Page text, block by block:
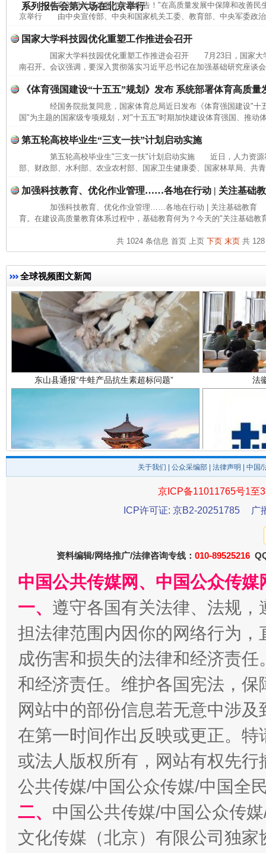
系列报告会第六场在北京举行
教育部部长怀进鹏作专题报告！"在高质量发展中保障和改善民
京举行 由中央宣传部、中央和国家机关工委、教育部、中央军委政
国家大学科技园优化重塑工作推进会召开
国家大学科技园优化重塑工作推进会召开 7月23日，国家大
南召开。会议强调，要深入贯彻落实习近平总书记在加强基础研究座谈
《体育强国建设“十五五”规划》发布 系统部署体育高质量
经国务院批复同意，国家体育总局近日发布《体育强国建设"十
国"为主题的国家级专项规划，对"十五五"时期加快建设体育强国、推动
第五轮高校毕业生“三支一扶”计划启动实施
第五轮高校毕业生"三支一扶"计划启动实施 近日，人力资源
部、财政部、水利部、农业农村部、国家卫生健康委、国家林草局、共
加强科技教育、优化作业管理……各地在行动 | 关注基础
加强科技教育、优化作业管理……各地在行动 | 关注基础教育
育。在建设高质量教育体系过程中，基础教育何为？今天的"关注基础教
共 1024 条信息 首页 上页 下页 末页共 128
全球视频图文新闻
完善运行机制助力责任有效落实 一纸欠
东山县通报“牛蛙产品抗生素超标问题” 法
揭开“小金库”的免责幌子
受贿1.44亿！段成刚被判无期 从幼
关于我们 公众采编部 法律声明 | 中国
京ICP备11011765号1至
ICP许可证: 京B2-20251785
广
资料编辑/网络推广/法律咨询专线： 010-89525216
中国公共传媒网、中国公众传
一、 遵守各国有关法律、法规
担法律范围内因你的网络行为
成伤害和损失的法律和经济责
和经济责任。维护各国宪法，
网站中的部份信息若无意中涉
在第一时间作出反映或更正。
或法人版权所有，网站有权先
公共传媒/中国公众传媒/中国全
二、 中国公共传媒/中国公众传
文化传媒（北京）有限公司独